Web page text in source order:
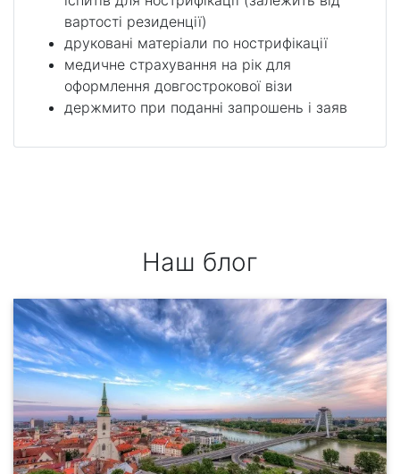
вартості резиденції)
друковані матеріали по нострифікації
медичне страхування на рік для
оформлення довгострокової візи
держмито при поданні запрошень і заяв
Наш блог